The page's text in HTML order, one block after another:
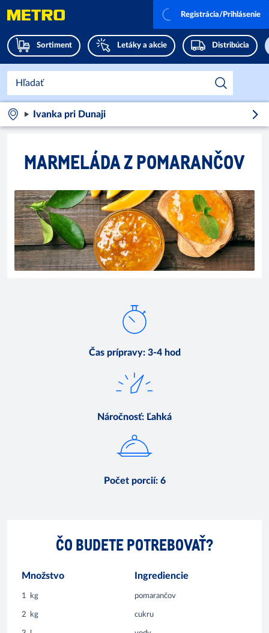
Sortiment Letáky a akcie Distribúcia
Registrácia/Prihlásenie
Ivanka pri Dunaji
MARMELÁDA Z POMARANČOV
Čas prípravy: 3-4 hod
Náročnosť: Ľahká
Počet porcií: 6
ČO BUDETE POTREBOVAŤ?
Množstvo Ingrediencie
1 kg pomarančov
2 kg cukru